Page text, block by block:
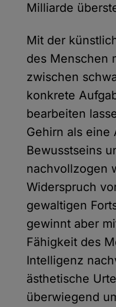
Milliarde
Mit der
des Menschen
zwischen
konkrete
bearbeiten
Gehirn als eine
Bewusstseins
nachvollzogen
Widerspruch
gewaltigen
gewinnt aber
Fähigkeit des
Intelligenz
ästhetische
überwiegend